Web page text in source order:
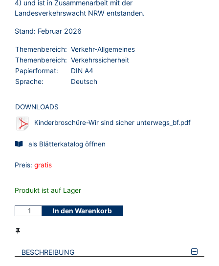
4) und ist in Zusammenarbeit mit der
Landesverkehrswacht NRW entstanden.
Stand: Februar 2026
Themenbereich: Verkehr-Allgemeines
Themenbereich: Verkehrssicherheit
Papierformat:
DIN A4
Sprache:
Deutsch
DOWNLOADS
Kinderbroschüre-Wir sind sicher unterwegs_bf.pdf
als Blätterkatalog öffnen
Preis: gratis
Produkt ist auf Lager
In den Warenkorb
BESCHREIBUNG